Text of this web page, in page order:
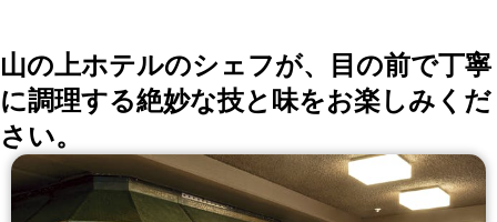
山の上ホテルのシェフが、目の前で丁寧
に調理する絶妙な技と味をお楽しみくだ
さい。